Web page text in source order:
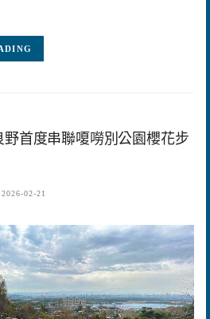
首度串聯嗄嘮別公園櫻花步
2026-02-21